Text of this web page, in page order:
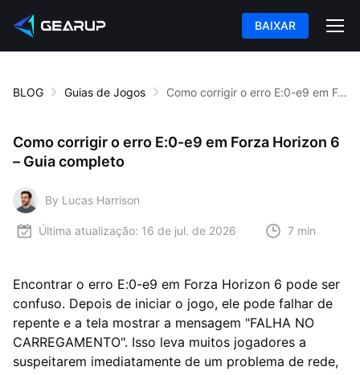
BAIXAR
BLOG Guias de Jogos Como corrigir o erro E:0-e9 em Forza Horizon 6 – Guia completo
Como corrigir o erro E:0-e9 em Forza Horizon 6
– Guia completo
By Lucas Harrison
Última atualização: 16 de jul. de 2026 7 min
Encontrar o erro E:0-e9 em Forza Horizon 6 pode ser
confuso. Depois de iniciar o jogo, ele pode falhar de
repente e a tela mostrar a mensagem "FALHA NO
CARREGAMENTO". Isso leva muitos jogadores a
suspeitarem imediatamente de um problema de rede,